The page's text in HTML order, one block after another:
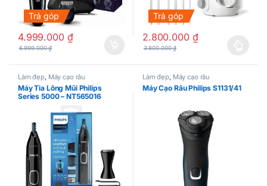
Trả góp
4.999.000 ₫
6.999.000₫
Trả góp
2.800.000 ₫
3.800.000₫
Sản phẩm này có nhiều biến
Làm đẹp, Máy cạo râu
Máy Tỉa Lông Mũi Philips
Series 5000 – NT565016
Làm đẹp, Máy cạo râu
Máy Cạo Râu Philips S1131/41